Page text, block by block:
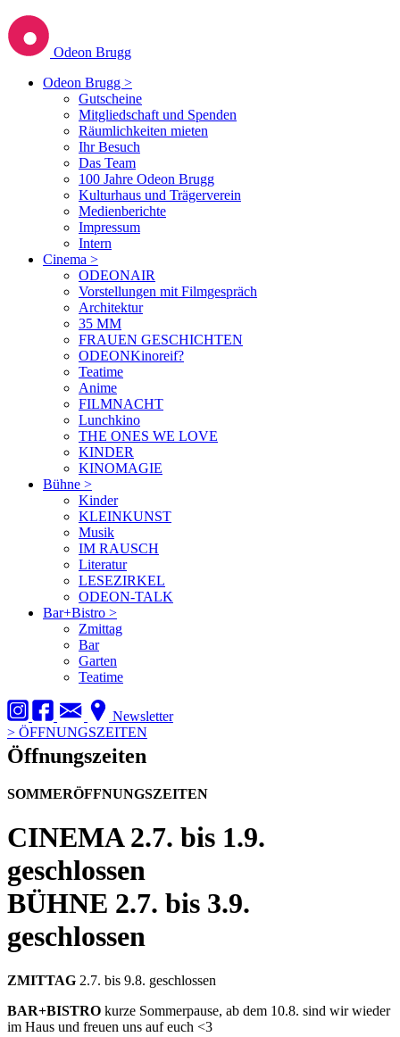
Odeon Brugg
Odeon Brugg >
Gutscheine
Mitgliedschaft und Spenden
Räumlichkeiten mieten
Ihr Besuch
Das Team
100 Jahre Odeon Brugg
Kulturhaus und Trägerverein
Medienberichte
Impressum
Intern
Cinema >
ODEONAIR
Vorstellungen mit Filmgespräch
Architektur
35 MM
FRAUEN GESCHICHTEN
ODEONKinoreif?
Teatime
Anime
FILMNACHT
Lunchkino
THE ONES WE LOVE
KINDER
KINOMAGIE
Bühne >
Kinder
KLEINKUNST
Musik
IM RAUSCH
Literatur
LESEZIRKEL
ODEON-TALK
Bar+Bistro >
Zmittag
Bar
Garten
Teatime
Newsletter
> ÖFFNUNGSZEITEN
Öffnungszeiten
SOMMERÖFFNUNGSZEITEN
CINEMA2.7. bis 1.9.
geschlossen
BÜHNE 2.7. bis 3.9.
geschlossen
ZMITTAG 2.7. bis 9.8. geschlossen
BAR+BISTRO kurze Sommerpause, ab dem 10.8. sind wir wieder
im Haus und freuen uns auf euch <3